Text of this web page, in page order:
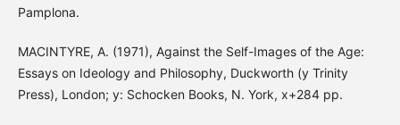
Pamplona.
MACINTYRE, A. (1971), Against the Self-Images of the Age:
Essays on Ideology and Philosophy, Duckworth (y Trinity
Press), London; y: Schocken Books, N. York, x+284 pp.